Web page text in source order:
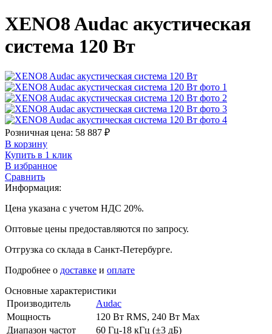
XENO8 Audac акустическая
система 120 Вт
Розничная цена: 58 887 ₽
В корзину
Купить в 1 клик
В избранное
Сравнить
Информация:
Цена указана с учетом НДС 20%.
Оптовые цены предоставляются по запросу.
Отгрузка со склада в Санкт-Петербурге.
Подробнее о доставке и оплате
Основные характеристики
Производитель
Audac
Мощность
120 Вт RMS, 240 Вт Max
Диапазон частот
60 Гц-18 кГц (±3 дБ)